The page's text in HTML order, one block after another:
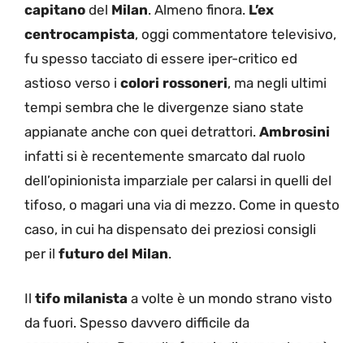
capitano del Milan. Almeno finora. L’ex
centrocampista, oggi commentatore televisivo,
fu spesso tacciato di essere iper-critico ed
astioso verso i colori rossoneri, ma negli ultimi
tempi sembra che le divergenze siano state
appianate anche con quei detrattori. Ambrosini
infatti si è recentemente smarcato dal ruolo
dell’opinionista imparziale per calarsi in quelli del
tifoso, o magari una via di mezzo. Come in questo
caso, in cui ha dispensato dei preziosi consigli
per il futuro del Milan.
Il tifo milanista a volte è un mondo strano visto
da fuori. Spesso davvero difficile da